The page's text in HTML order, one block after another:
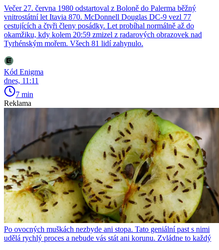
Večer 27. června 1980 odstartoval z Boloně do Palerma běžný
vnitrostátní let Itavia 870. McDonnell Douglas DC-9 vezl 77
cestujících a čtyři členy posádky. Let probíhal normálně až do
okamžiku, kdy kolem 20:59 zmizel z radarových obrazovek nad
Tyrhénským mořem. Všech 81 lidí zahynulo.
Kód Enigma
dnes, 11:11
7 min
Reklama
Po ovocných muškách nezbyde ani stopa. Tato geniální past s nimi
udělá rychlý proces a nebude vás stát ani korunu. Zvládne to každý